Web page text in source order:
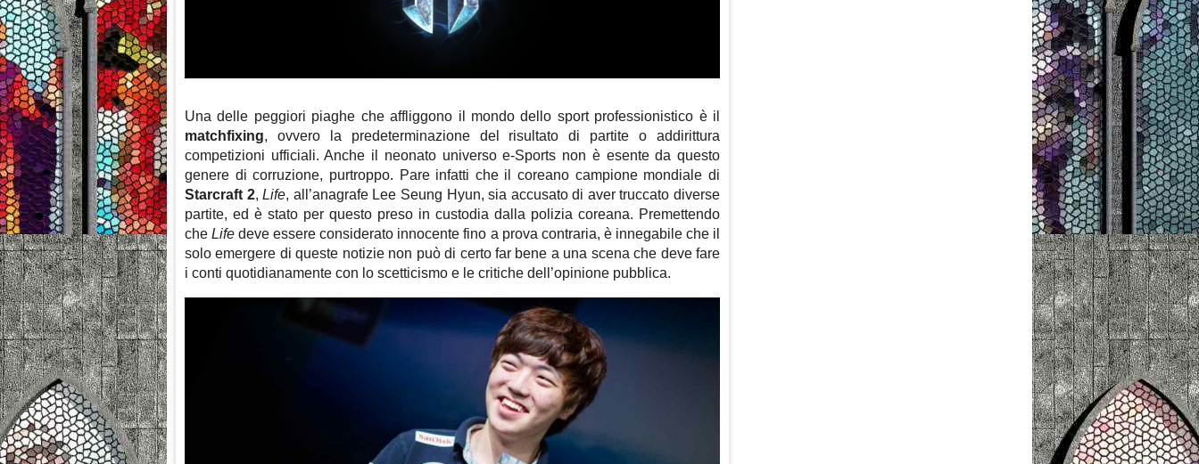
Una delle peggiori piaghe che affliggono il mondo dello sport professionistico è il
matchfixing, ovvero la predeterminazione del risultato di partite o addirittura
competizioni ufficiali. Anche il neonato universo e-Sports non è esente da questo
genere di corruzione, purtroppo. Pare infatti che il coreano campione mondiale di
Starcraft 2,Life, all’anagrafe Lee Seung Hyun, sia accusato di aver truccato diverse
partite, ed è stato per questo preso in custodia dalla polizia coreana. Premettendo
cheLife deve essere considerato innocente fino a prova contraria, è innegabile che il
solo emergere di queste notizie non può di certo far bene a una scena che deve fare
i conti quotidianamente con lo scetticismo e le critiche dell’opinione pubblica.